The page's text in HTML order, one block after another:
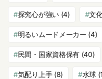
探究心が強い(4) 文
明るいムードメーカー (4)
民間・国家資格保有 (40)
気配り上手(8) 水球